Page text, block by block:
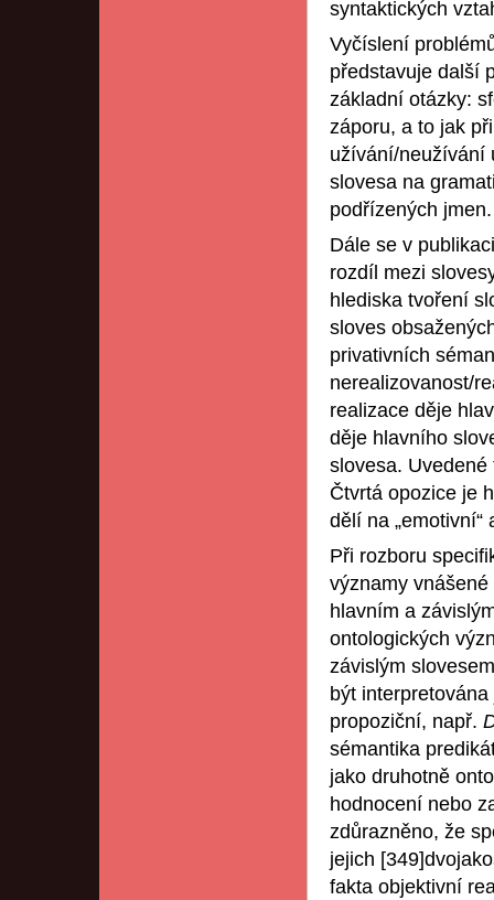
syntaktických
Vyčíslení
představuje další
základní otázky:
záporu, a to jak
užívání/neužívání
slovesa na
podřízených jmen.
Dále se v
rozdíl mezi
hlediska tvoření
sloves
privativních
nerealizovanost/
realizace děje
děje hlavního
slovesa.
Čtvrtá opozice je
dělí na „emotivní“
Při rozboru
významy
hlavním a
ontologických
závislým
být
propoziční, např.
sémantika
jako druhotně
hodnocení nebo
zdůrazněno, že
jejich
fakta objektivní